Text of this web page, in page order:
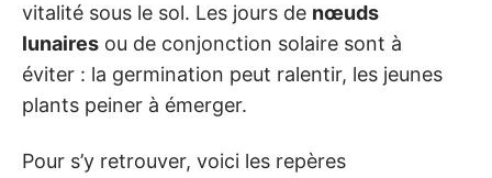
vitalité sous le sol. Les jours de nœuds
lunaires ou de conjonction solaire sont à
éviter : la germination peut ralentir, les jeunes
plants peiner à émerger.
Pour s’y retrouver, voici les repères